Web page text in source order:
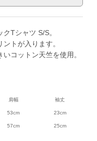
Tシャツ S/S。
トが入ります。
コットン天竺を使用。
肩幅 袖丈
53cm 23cm
57cm 25cm